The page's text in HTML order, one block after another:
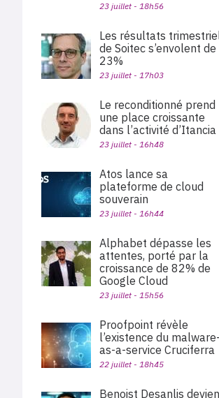
23 juillet - 18h56
Les résultats
de Soitec s’envolent de
23%
23 juillet - 17h03
Le reconditionné prend
une place croissante
dans l’activité d’Itancia
23 juillet - 16h48
Atos lance sa
plateforme de cloud
souverain
23 juillet - 16h44
Alphabet dépasse les
attentes, porté par la
croissance de 82% de
Google Cloud
23 juillet - 15h56
Proofpoint révèle
l’existence du malware-
as-a-service Cruciferra
22 juillet - 18h45
Benoist Desanlis